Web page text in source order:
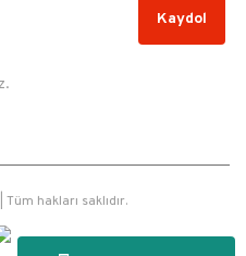
Kaydol
| Tüm hakları saklıdır.